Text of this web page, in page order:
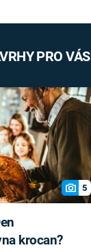
PRO VÁS
5
krocan?